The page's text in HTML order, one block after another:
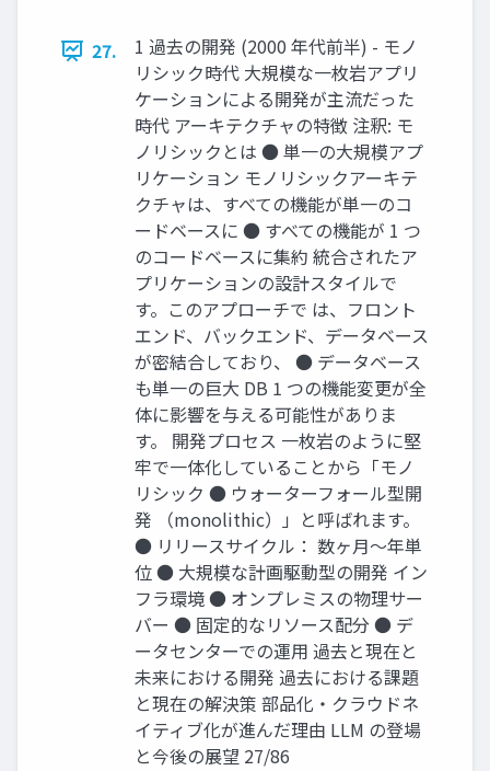
27.
1 過去の開発 (2000 年代前半) - モノ
リシック時代 大規模な一枚岩アプリ
ケーションによる開発が主流だった
時代 アーキテクチャの特徴 注釈: モ
ノリシックとは ● 単一の大規模アプ
リケーション モノリシックアーキテ
クチャは、すべての機能が単一のコ
ードベースに ● すべての機能が 1 つ
のコードベースに集約 統合されたア
プリケーションの設計スタイルで
す。このアプローチで は、フロント
エンド、バックエンド、データベース
が密結合しており、 ● データベース
も単一の巨大 DB 1 つの機能変更が全
体に影響を与える可能性がありま
す。 開発プロセス 一枚岩のように堅
牢で一体化していることから「モノ
リシック ● ウォーターフォール型開
発 （monolithic）」と呼ばれます。
● リリースサイクル： 数ヶ月〜年単
位 ● 大規模な計画駆動型の開発 イン
フラ環境 ● オンプレミスの物理サー
バー ● 固定的なリソース配分 ● デ
ータセンターでの運用 過去と現在と
未来における開発 過去における課題
と現在の解決策 部品化・クラウドネ
イティブ化が進んだ理由 LLM の登場
と今後の展望 27/86